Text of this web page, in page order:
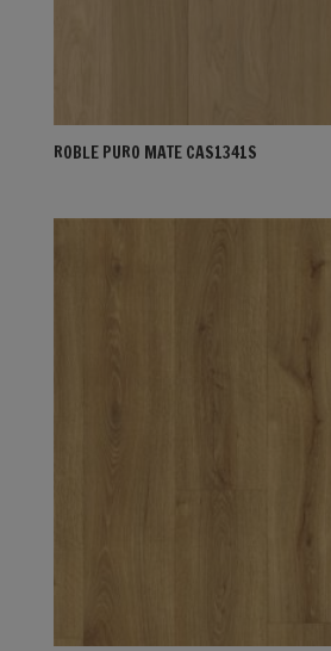
ROBLE PURO MATE CAS1341S